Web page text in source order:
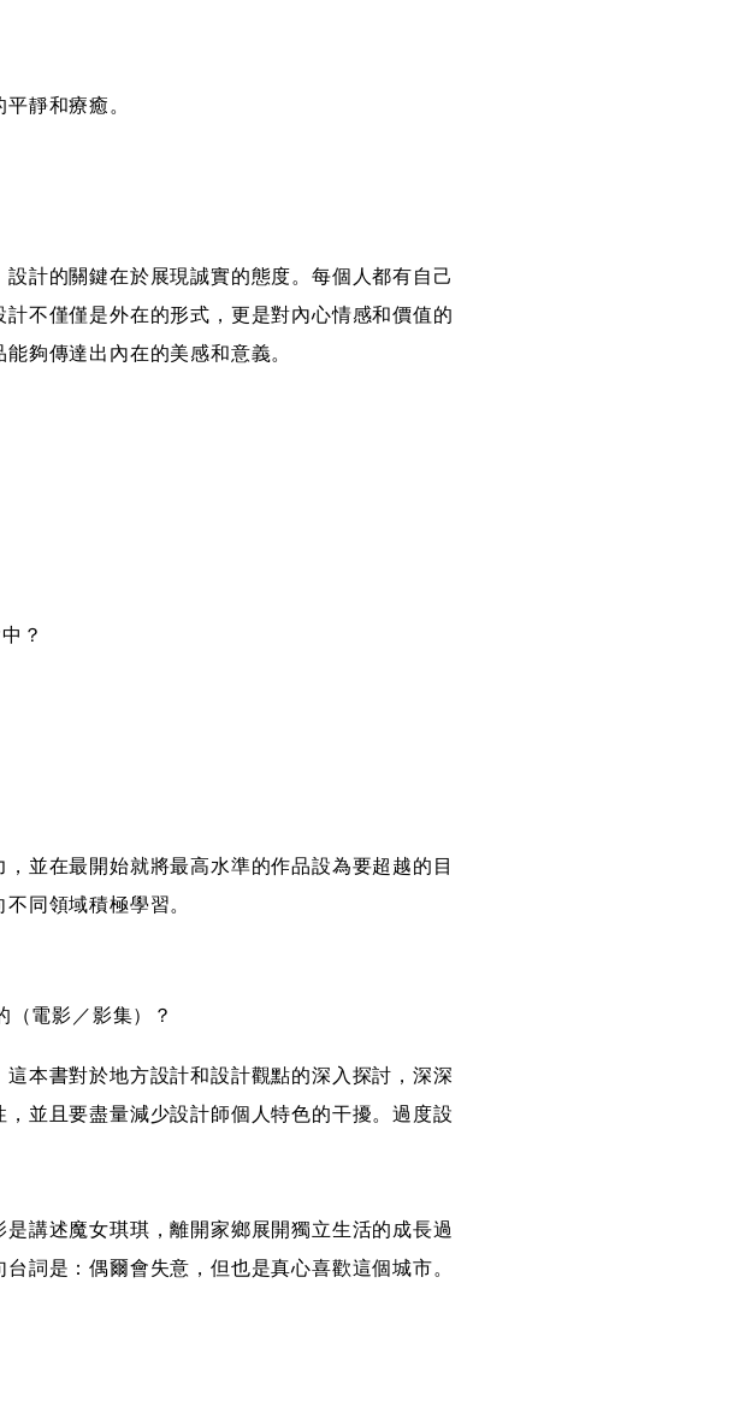
靜和療癒。
計的關鍵在於展現誠實的態度。每個人都有自己
不僅僅是外在的形式，更是對內心情感和價值的
夠傳達出內在的美感和意義。
？
並在最開始就將最高水準的作品設為要超越的目
同領域積極學習。
電影／影集）？
本書對於地方設計和設計觀點的深入探討，深深
並且要盡量減少設計師個人特色的干擾。過度設
講述魔女琪琪，離開家鄉展開獨立生活的成長過
詞是：偶爾會失意，但也是真心喜歡這個城市。